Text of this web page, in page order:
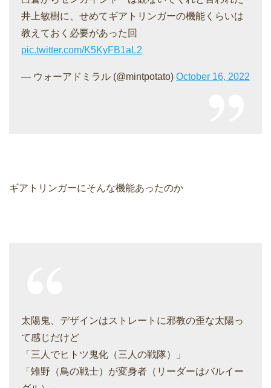
井上敏樹に、せめてギアトリンガーの機能くらいは
教えておく必要があった回
pic.twitter.com/K5KyFB1aL2
— ウォーアドミラル (@mintpotato) October 16, 2022
ギアトリンガーにそんな機能あったのか
太陽鬼、デザインはストレートに邪教の歪な太陽っ
て感じだけど
「三人でヒトツ鬼化（三人の戦隊）」
「雉野（鳥の戦士）が変身者（リーダーはバルイー